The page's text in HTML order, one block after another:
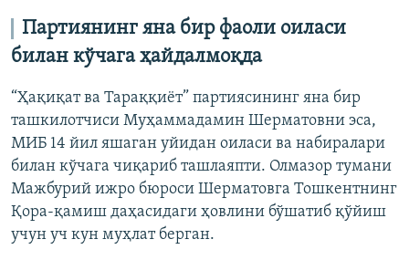
Партиянинг яна бир фаоли оиласи
билан кўчага ҳайдалмоқда
“Ҳақиқат‌ ‌ва‌ ‌Тараққиёт”‌ ‌партияси‌нинг яна бир
ташкилотчиси Муҳаммадамин Шерматовни эса,
МИБ 14 йил яшаган уйидан оиласи ва набиралари
билан кўчага чиқариб ташлаяпти. Олмазор тумани
Мажбурий ижро бюроси Шерматовга Тошкентнинг
Қора-қамиш даҳасидаги ҳовлини бўшатиб қўйиш
учун уч кун муҳлат берган.